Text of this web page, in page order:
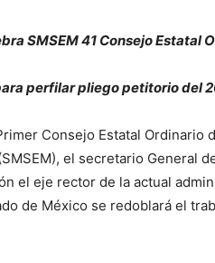
SMSEM 41 Consejo Estatal
perfilar pliego petitorio del
Consejo Estatal Ordinario
el secretario General
el eje rector de la actual
de México se redoblará el